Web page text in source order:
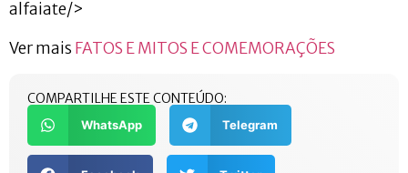
alfaiate/>
Ver mais FATOS E MITOS E COMEMORAÇÕES
COMPARTILHE ESTE CONTEÚDO:
WhatsApp Telegram